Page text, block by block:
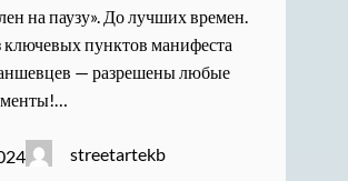
на паузу». До лучших времен.
пунктов манифеста
— разрешены любые
streetartekb